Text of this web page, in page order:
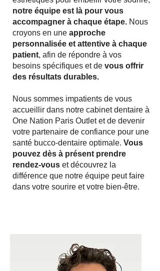
notre équipe est là pour vous
accompagner à chaque étape. Nous
croyons en une approche
personnalisée et attentive à chaque
patient, afin de répondre à vos
besoins spécifiques et de vous offrir
des résultats durables.
Nous sommes impatients de vous
accueillir dans notre cabinet dentaire à
One Nation Paris Outlet et de devenir
votre partenaire de confiance pour une
santé bucco-dentaire optimale. Vous
pouvez dès à présent prendre
rendez-vous et découvrez la
différence que notre équipe peut faire
dans votre sourire et votre bien-être.